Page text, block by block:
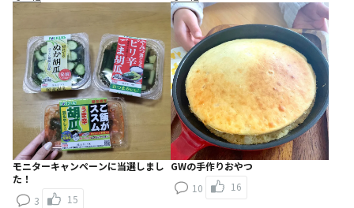
モニターキャンペーンに当選しまし
た！
3
15
GWの手作りおやつ
10
16